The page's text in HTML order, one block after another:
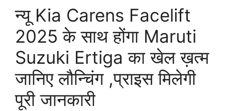
न्यू Kia Carens Facelift
2025 के साथ होंगा Maruti
Suzuki Ertiga का खेल ख़त्म
जानिए लौन्चिंग ,प्राइस मिलेगी
पूरी जानकारी